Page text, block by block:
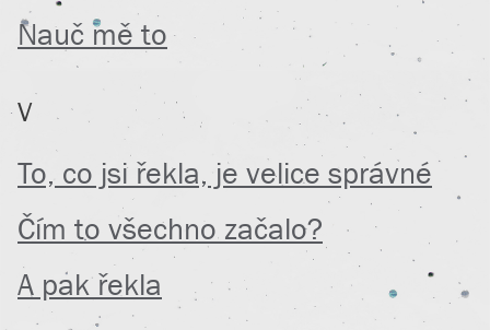
Nauč mě to
V
To, co jsi řekla, je velice správné
Čím to všechno začalo?
A pak řekla